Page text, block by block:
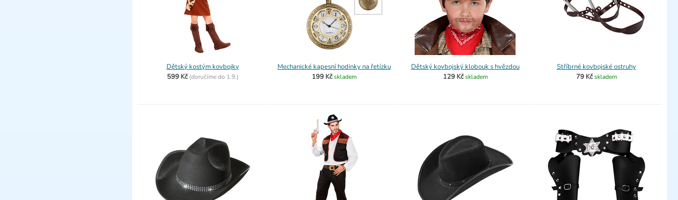
Dětský kostým kovbojky
599 Kč (doručíme do 1.9.)
Mechanické kapesní hodinky na řetízku
199 Kč skladem
Dětský kovbojský klobouk s hvězdou
129 Kč skladem
Stříbrné kovbojské ostruhy
79 Kč skladem